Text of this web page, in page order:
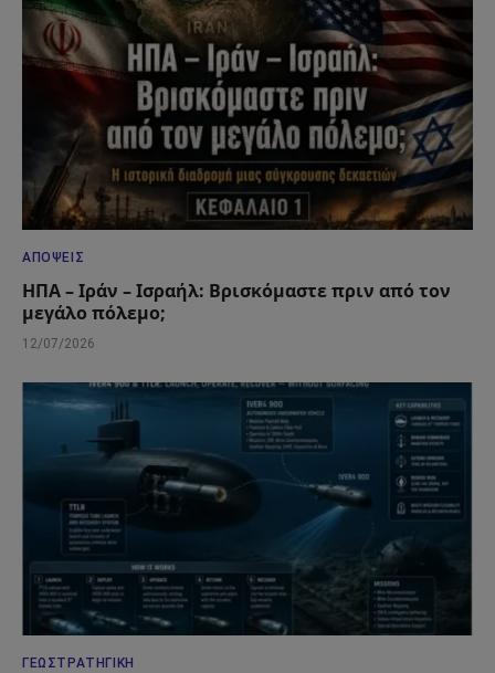
ΑΠΌΨΕΙΣ
ΗΠΑ – Ιράν – Ισραήλ: Βρισκόμαστε πριν από τον
μεγάλο πόλεμο;
12/07/2026
ΓΕΩΣΤΡΑΤΗΓΙΚΉ